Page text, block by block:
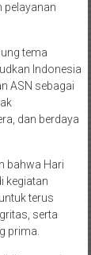
pelayanan
tema
Indonesia
ASN sebagai
dan berdaya
bahwa Hari
kegiatan
terus
serta
prima.